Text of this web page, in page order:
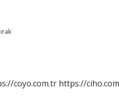
coyo.com.tr https://